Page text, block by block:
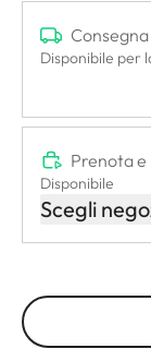
Consegna
Disponibile per
Prenota e
Disponibile
Scegli